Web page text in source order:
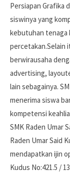
Persiapan Grafika
siswinya yang
kebutuhan tenaga
percetakan.Selain
berwirausaha
advertising,
lain sebagainya.
menerima siswa
kompetensi
SMK Raden Umar
Raden Umar Said
mendapatkan ijin
Kudus No:421.5 /